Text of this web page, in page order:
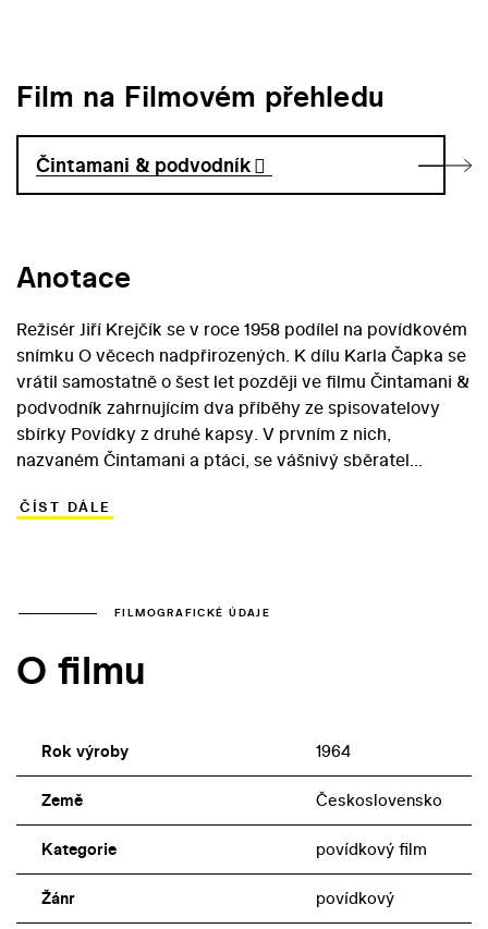
Film na Filmovém přehledu
Čintamani & podvodník
Anotace
Režisér Jiří Krejčík se v roce 1958 podílel na povídkovém
snímku O věcech nadpřirozených. K dílu Karla Čapka se
vrátil samostatně o šest let později ve filmu Čintamani &
podvodník zahrnujícím dva příběhy ze spisovatelovy
sbírky Povídky z druhé kapsy. V prvním z nich,
nazvaném Čintamani a ptáci, se vášnivý sběratel
druhém – Příběhy sňatkového podvodníka – se policií
relativity lidských postojů a vztahů. Atraktivitu filmu
Šmeralem, Jiřím Sovákem a Františkem Filipovským v
ČÍST DÁLE
FILMOGRAFICKÉ ÚDAJE
O filmu
Rok výroby 1964
Země Československo
Kategorie povídkový film
Žánr povídkový